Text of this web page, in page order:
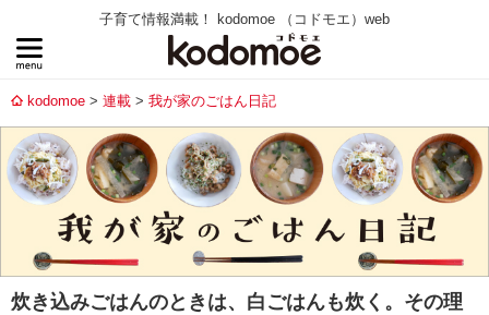
子育て情報満載！ kodomoe （コドモエ）web
kodomoe 連載 我が家のごはん日記
炊き込みごはんのときは、白ごはんも炊く。その理